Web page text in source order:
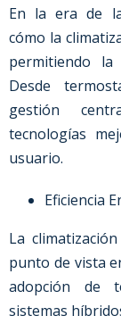
En la era de
cómo la
permitiendo
Desde
gestión
tecnologías
usuario.
Eficiencia
La
punto de vista
adopción de
sistemas